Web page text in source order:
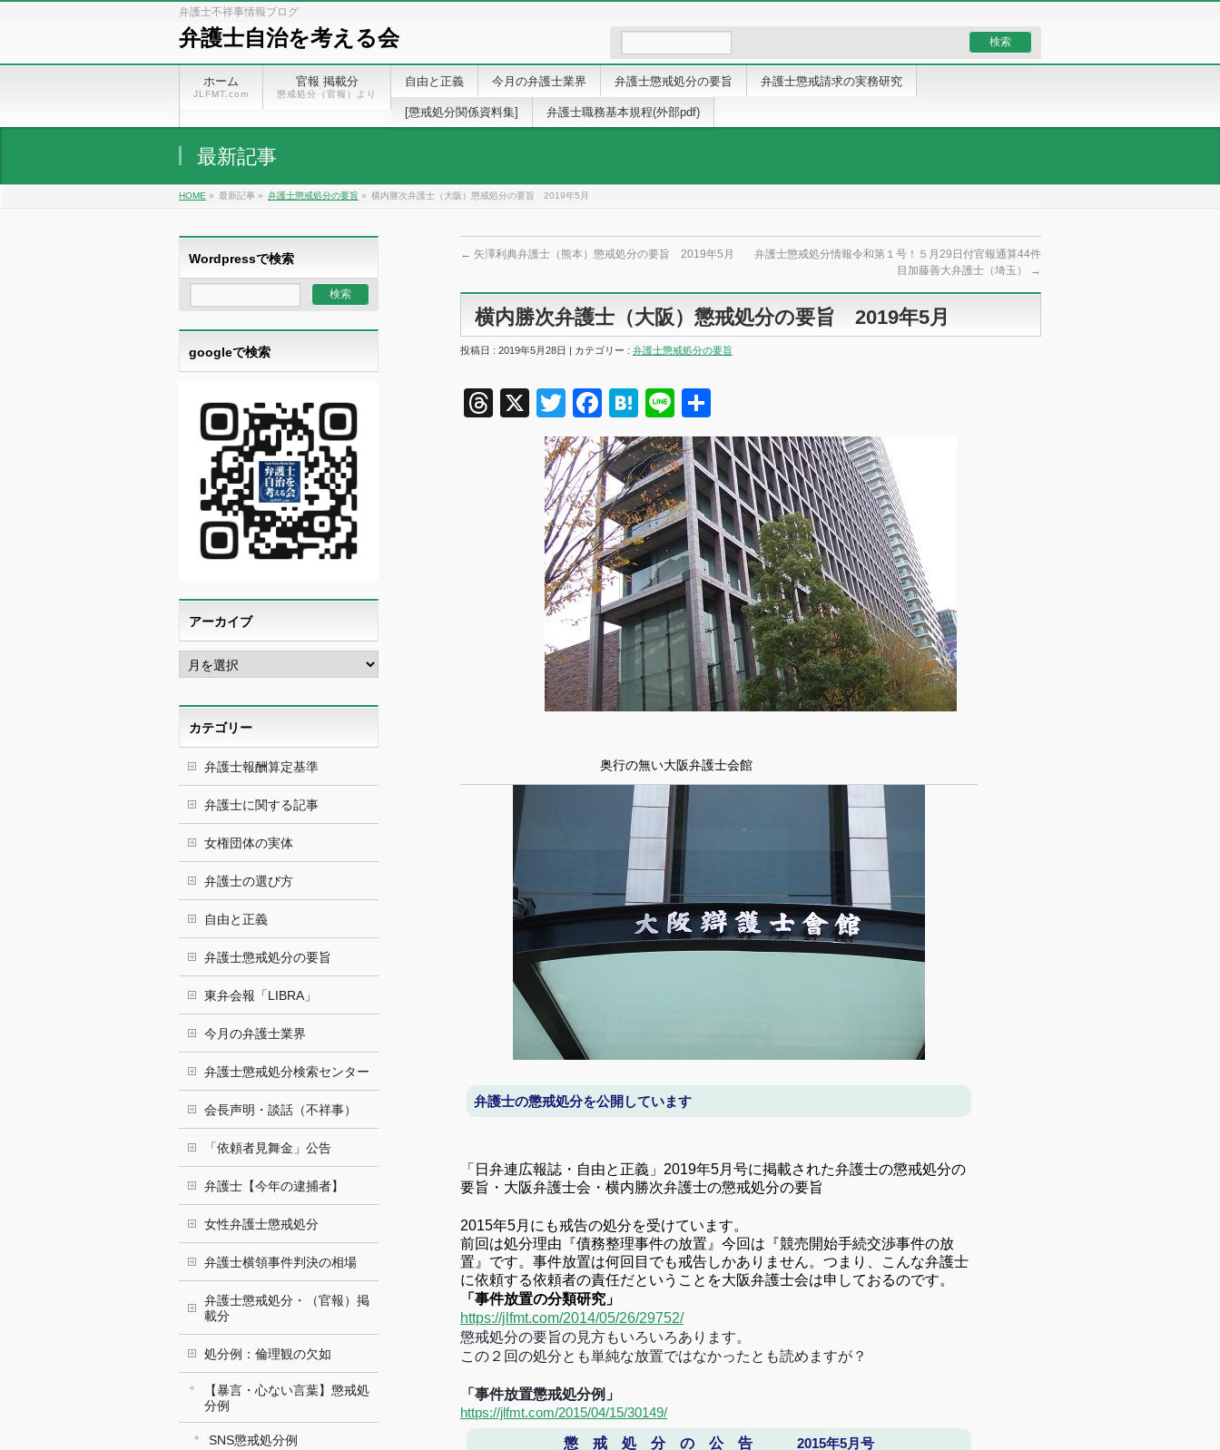
弁護士不祥事情報ブログ
弁護士自治を考える会
ホーム
JLFMT.com
官報 掲載分
懲戒処分（官報）より
自由と正義 今月の弁護士業界 弁護士懲戒処分の要旨 弁護士懲戒請求の実務研究
[懲戒処分関係資料集] 弁護士職務基本規程(外部pdf)
最新記事
HOME » 最新記事 » 弁護士懲戒処分の要旨 » 横内勝次弁護士（大阪）懲戒処分の要旨 2019年5月
← 矢澤利典弁護士（熊本）懲戒処分の要旨 2019年5月
弁護士懲戒処分情報令和第１号！５月29日付官報通算44件
目加藤善大弁護士（埼玉）
→
横内勝次弁護士（大阪）懲戒処分の要旨 2019年5月
投稿日 : 2019年5月28日 | カテゴリー : 弁護士懲戒処分の要旨
Threads
X TwitterFacebook
Hatena
Line
有
奥行の無い大阪弁護士会館
弁護士の懲戒処分を公開しています
「日弁連広報誌・自由と正義」 2019年5月号に掲載された弁護士の懲戒処分の
要旨・大阪弁護士会・横内勝次弁護士の懲戒処分の要旨
2015年5月にも戒告の処分を受けています。
前回は処分理由『債務整理事件の放置』今回は『競売開始手続交渉事件の放
置』です。事件放置は何回目でも戒告しかありません。つまり、
こんな弁護士
に依頼する依頼者の責任だということを大阪弁護士会は申しておるのです。
「事件放置の分類研究」
https://jlfmt.com/2014/05/26/29752/
懲戒処分の要旨の見方もいろいろあります。
この２回の処分とも単純な放置ではなかったとも読めますが？
「事件放置懲戒処分例」
https://jlfmt.com/2015/04/15/30149/
懲 戒 処 分 の 公 告 2015年5月号
Wordpressで検索
googleで検索
アーカイブ
ア
ー
イ
ブカテゴリー
弁護士報酬算定基準
弁護士に関する記事
女権団体の実体
弁護士の選び方
自由と正義
弁護士懲戒処分の要旨
東弁会報「LIBRA」
今月の弁護士業界
弁護士懲戒処分検索センター
会長声明・談話（不祥事）
「依頼者見舞金」公告
弁護士【今年の逮捕者】
女性弁護士懲戒処分
弁護士横領事件判決の相場
弁護士懲戒処分・（官報）掲
載分
処分例：倫理観の欠如
【暴言・心ない言葉】懲戒処
分例
SNS懲戒処分例